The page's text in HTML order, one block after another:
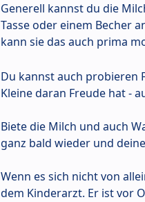
Generell kannst du die
Tasse oder einem Becher
kann sie das auch prima
Du kannst auch probieren
Kleine daran Freude hat -
Biete die Milch und auch
ganz bald wieder und
Wenn es sich nicht von
dem Kinderarzt. Er ist vor